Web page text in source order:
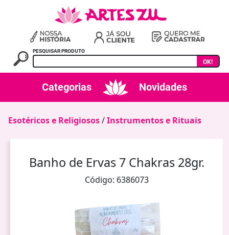
PESQUISAR PRODUTO
OK!
Categorias Novidades
Esotéricos e Religiosos/Instrumentos e Rituais
Banho de Ervas 7 Chakras 28gr.
Código: 6386073